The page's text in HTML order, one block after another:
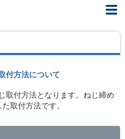
付方法について
取付方法となります。ねじ締め
取付方法です。